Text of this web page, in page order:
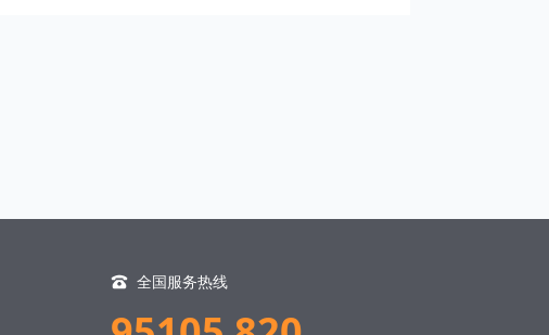
全国服务热线